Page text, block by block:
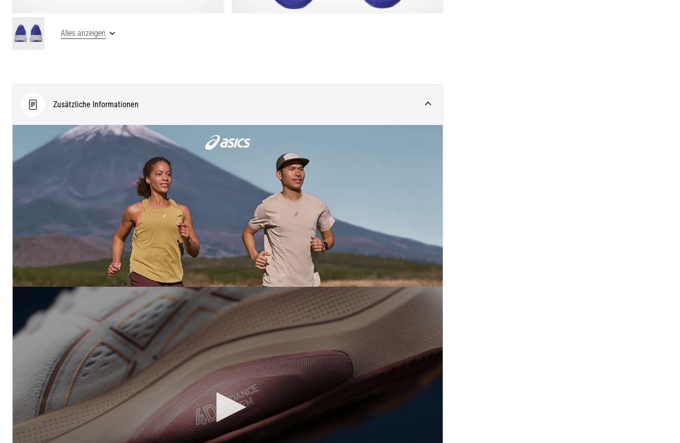
Alles anzeigen
Zusätzliche Informationen